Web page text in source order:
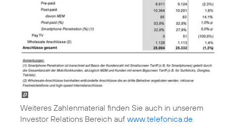
Weiteres Zahlenmaterial finden Sie auch in unserem
Investor Relations Bereich auf www.telefonica.de